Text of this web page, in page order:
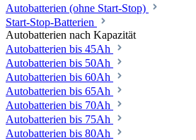
Autobatterien (ohne Start-Stop)
Start-Stop-Batterien
Autobatterien nach Kapazität
Autobatterien bis 45Ah
Autobatterien bis 50Ah
Autobatterien bis 60Ah
Autobatterien bis 65Ah
Autobatterien bis 70Ah
Autobatterien bis 75Ah
Autobatterien bis 80Ah